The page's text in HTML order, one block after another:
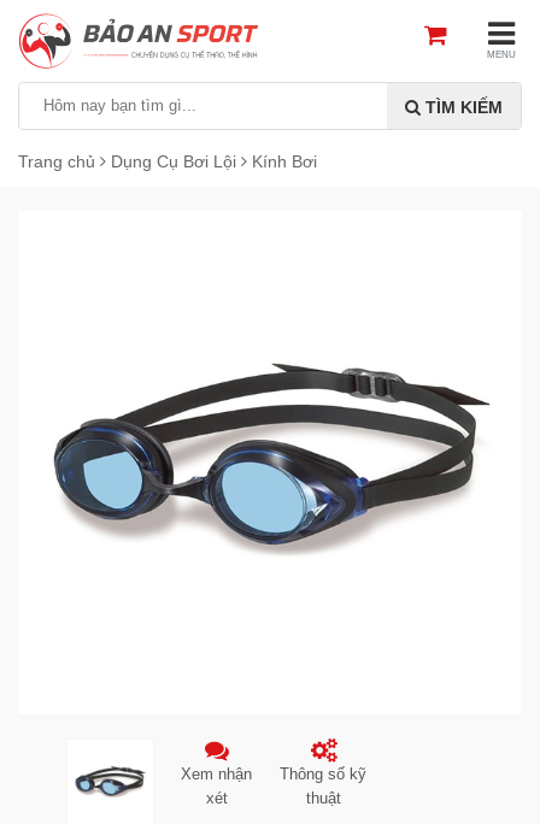
MENU
TÌM KIẾM
Trang chủ Dụng Cụ Bơi Lội Kính Bơi
Xem nhận
xét
Thông số kỹ
thuật